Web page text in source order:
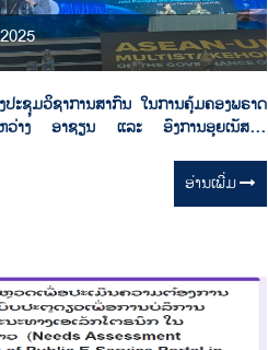
ປະຊຸມວິຊາການສາກົນ ໃນການຄຸ້ມຄອງພຣາດ
າງ ອາຊຽນ ແລະ ອົງການອຸຍເນັສໂກ
ອ່ານ​ເພີ່ມ